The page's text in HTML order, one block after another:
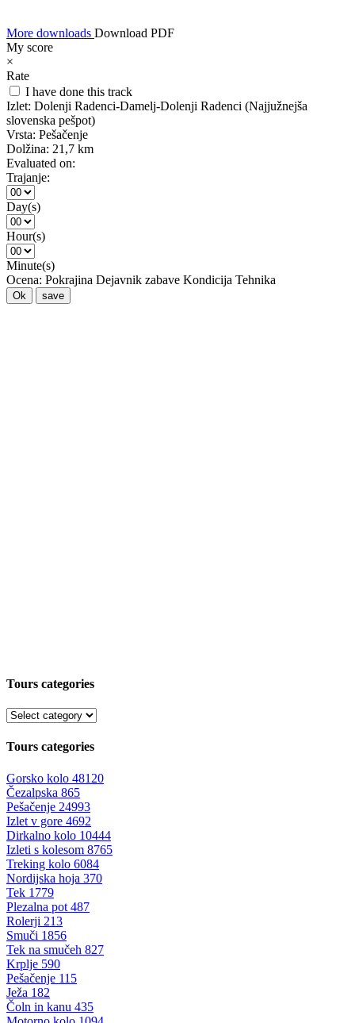
More downloads Download PDF
My score
×
Rate
I have done this track
Izlet: Dolenji Radenci-Damelj-Dolenji Radenci (Najjužnejša
slovenska pešpot)
Vrsta: Pešačenje
Dolžina: 21,7 km
Evaluated on:
Trajanje:
Day(s)
Hour(s)
Minute(s)
Ocena: Pokrajina Dejavnik zabave Kondicija Tehnika
Ok save
Tours categories
Tours categories
Gorsko kolo 48120
Čezalpska 865
Pešačenje 24993
Izlet v gore 4692
Dirkalno kolo 10444
Izleti s kolesom 8765
Treking kolo 6084
Nordijska hoja 370
Tek 1779
Plezalna pot 487
Rolerji 213
Smuči 1856
Tek na smučeh 827
Krplje 590
Pešačenje 115
Ježa 182
Čoln in kanu 435